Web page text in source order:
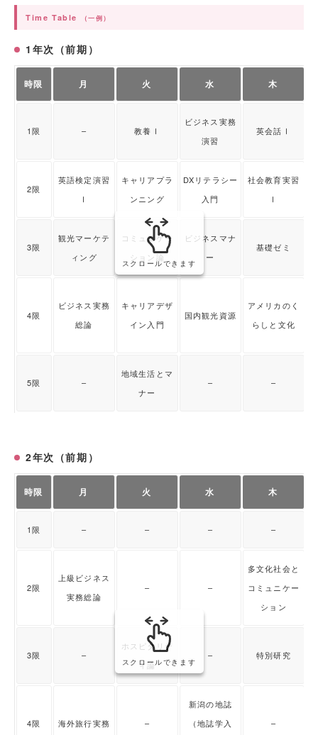
Time Table （一例）
1年次（前期）
時限 月 火 水 木
1限 – 教養Ⅰ
ビジネス実務
演習
英会話Ⅰ
2限
英語検定演習
Ⅰ
キャリアプラ
ンニング
DXリテラシー
入門
社会教育実習
Ⅰ
3限
観光マーケテ
ィング
コミュニケー
ション論
ビジネスマナ
ー
基礎ゼミ
4限
ビジネス実務
総論
キャリアデザ
イン入門
国内観光資源
アメリカのく
らしと文化
5限 –
地域生活とマ
ナー
– –
スクロールできます
2年次（前期）
時限 月 火 水 木
1限 – – – –
2限
上級ビジネス
実務総論
– –
多文化社会と
コミュニケー
ション
3限 –
ホスピタリテ
ィ論
– 特別研究
4限 海外旅行実務 –
新潟の地誌
（地誌学入
–
スクロールできます